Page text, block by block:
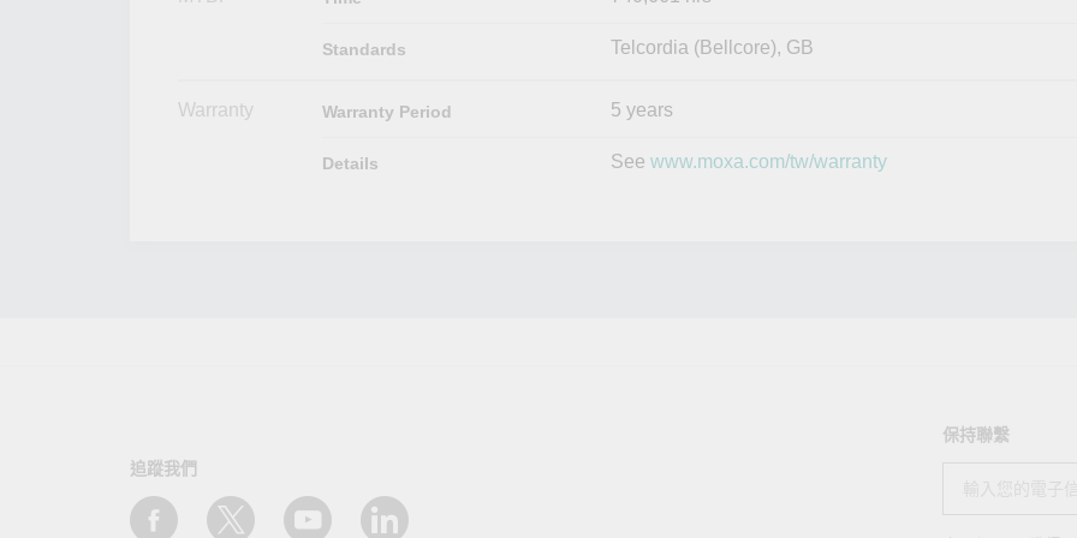
Standards Telcordia (Bellcore), GB
Warranty Warranty Period 5 years
Details See www.moxa.com/tw/warranty
追蹤我們
保持聯繫